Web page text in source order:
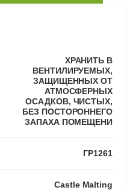
ХРАНИТЬ В
ВЕНТИЛИРУЕМЫХ,
ЗАЩИЩЕННЫХ ОТ
АТМОСФЕРНЫХ
ОСАДКОВ, ЧИСТЫХ,
БЕЗ ПОСТОРОННЕГО
ЗАПАХА ПОМЕЩЕНИ
ГР1261
Castle Malting